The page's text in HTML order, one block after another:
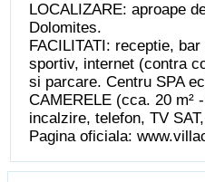
LOCALIZARE: aproape
Dolomites.
FACILITATI: receptie,
sportiv, internet (contra
si parcare. Centru SPA
CAMERELE (cca. 20 m²
incalzire, telefon, TV
Pagina oficiala: